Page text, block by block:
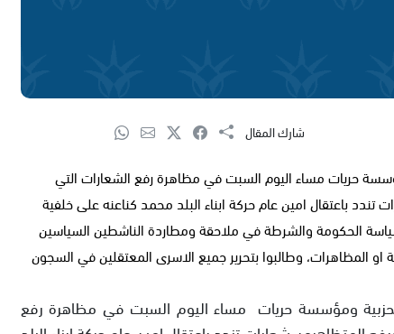
شارك المقال
حريات مساء اليوم السبت في مظاهرة رفع الشعارات التي
باعتقال امين عام حركة ابناء البلد محمد كناعنه على خلفية
الحكومة والشرطة في ملاحقة ومطاردة الناشطين السياسين
المظاهرات، وطالبوا بتحرير جميع الاسرى المعتقلين في السجون
ومؤسسة حريات مساء اليوم السبت في مظاهرة رفع